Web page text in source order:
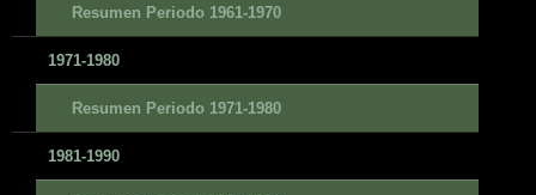
Resumen Periodo 1961-1970
1971-1980
Resumen Periodo 1971-1980
1981-1990